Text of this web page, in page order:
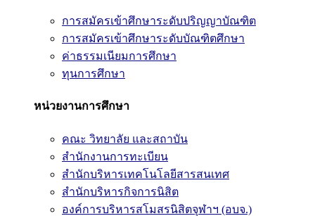
การสมัครเข้าศึกษาระดับปริญญาบัณฑิต
การสมัครเข้าศึกษาระดับบัณฑิตศึกษา
ค่าธรรมเนียมการศึกษา
ทุนการศึกษา
หน่วยงานการศึกษา
คณะ วิทยาลัย และสถาบัน
สำนักงานการทะเบียน
สำนักบริหารเทคโนโลยีสารสนเทศ
สำนักบริหารกิจการนิสิต
องค์การบริหารสโมสรนิสิตจุฬาฯ (อบจ.)